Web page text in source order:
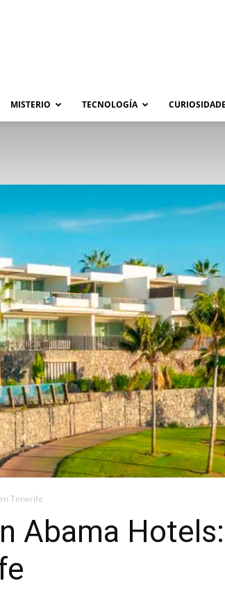
MISTERIO TECNOLOGÍA
Tenerife
Abama